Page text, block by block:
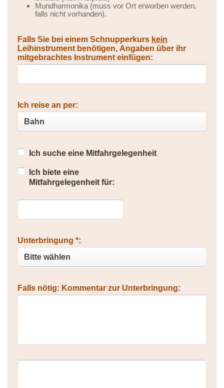
Mundharmonika (muss vor Ort erworben werden,
falls nicht vorhanden).
Falls Sie bei einem Schnupperkurs kein
Leihinstrument benötigen, Angaben über ihr
mitgebrachtes Instrument einfügen:
Ich reise an per:
Ich suche eine Mitfahrgelegenheit
Ich biete eine
Mitfahrgelegenheit für:
Unterbringung *:
Falls nötig: Kommentar zur Unterbringung: